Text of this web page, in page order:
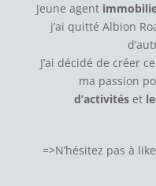
Jeune agent
j’ai quitté Albion
J’ai décidé de créer
ma passion
d’activitéset
=>N’hésitez pas à